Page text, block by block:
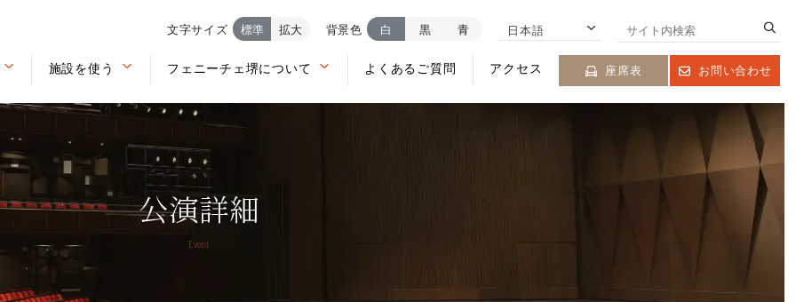
文字サイズ 標準 拡大 背景色 白 黒 青 日本語
施設を使う フェニーチェ堺について よくあるご質問 アクセス 座席表 お問い合わせ
公演詳細
Event